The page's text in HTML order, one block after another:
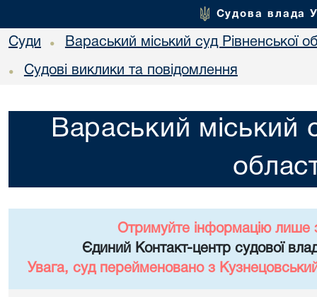
Судова влада
Суди • Вараський міський суд Рівненської
• Судові виклики та повідомлення
Вараський міський
Отримуйте інформацію лише
Єдиний Контакт-центр судової
Увага, суд перейменовано з Кузнецовський